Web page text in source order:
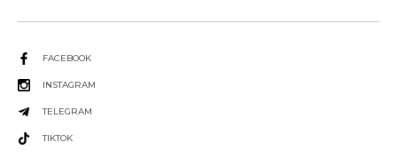
FACEBOOK
INSTAGRAM
TELEGRAM
TIKTOK